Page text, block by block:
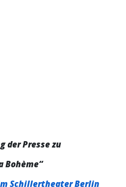
der Presse zu
Bohème“
Schillertheater Berlin